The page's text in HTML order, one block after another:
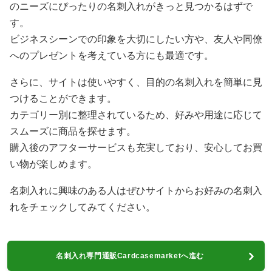
のニーズにぴったりの名刺入れがきっと見つかるはずで
す。
ビジネスシーンでの印象を大切にしたい方や、友人や同僚
へのプレゼントを考えている方にも最適です。
さらに、サイトは使いやすく、目的の名刺入れを簡単に見
つけることができます。
カテゴリー別に整理されているため、好みや用途に応じて
スムーズに商品を探せます。
購入後のアフターサービスも充実しており、安心してお買
い物が楽しめます。
名刺入れに興味のある人はぜひサイトからお好みの名刺入
れをチェックしてみてください。
名刺入れ専門通販Cardcasemarketへ進む